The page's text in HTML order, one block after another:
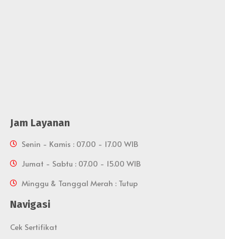
Jam Layanan
Senin - Kamis : 07.00 - 17.00 WIB
Jumat - Sabtu : 07.00 - 15.00 WIB
Minggu & Tanggal Merah : Tutup
Navigasi
Cek Sertifikat